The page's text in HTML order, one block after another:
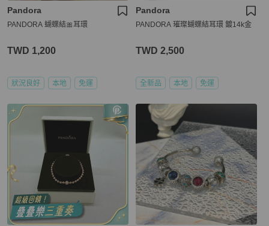
Pandora
PANDORA 蝴蝶結🎀耳環
TWD 1,200
狀況良好 本地 免運
Pandora
PANDORA 璀璨蝴蝶結耳環 鍍14k金
TWD 2,500
全新品 本地 免運